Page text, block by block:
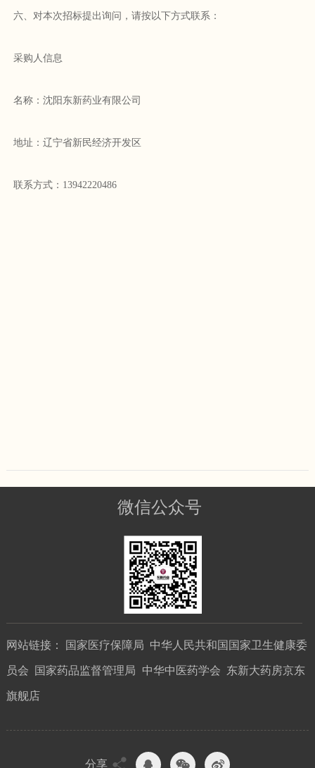
六、对本次招标提出询问，请按以下方式联系：
采购人信息
名称：沈阳东新药业有限公司
地址：辽宁省新民经济开发区
联系方式：13942220486
微信公众号
网站链接： 国家医疗保障局 中华人民共和国国家卫生健康委
员会 国家药品监督管理局 中华中医药学会 东新大药房京东
旗舰店
分享